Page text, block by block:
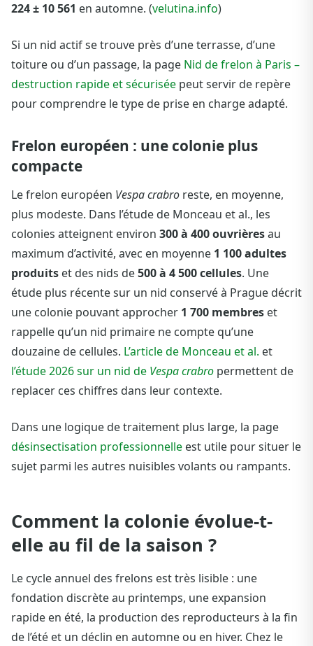
224 ± 10 561 en automne. (velutina.info)
Si un nid actif se trouve près d’une terrasse, d’une
toiture ou d’un passage, la page Nid de frelon à Paris –
destruction rapide et sécurisée peut servir de repère
pour comprendre le type de prise en charge adapté.
Frelon européen : une colonie plus
compacte
Le frelon européen Vespa crabro reste, en moyenne,
plus modeste. Dans l’étude de Monceau et al., les
colonies atteignent environ 300 à 400 ouvrièresau
maximum d’activité, avec en moyenne 1 100 adultes
produits et des nids de500 à 4 500 cellules. Une
étude plus récente sur un nid conservé à Prague décrit
une colonie pouvant approcher 1 700 membres et
rappelle qu’un nid primaire ne compte qu’une
douzaine de cellules. L’article de Monceau et al. et
l’étude 2026 sur un nid de Vespa crabro permettent de
replacer ces chiffres dans leur contexte.
Dans une logique de traitement plus large, la page
désinsectisation professionnelle est utile pour situer le
sujet parmi les autres nuisibles volants ou rampants.
Comment la colonie évolue-t-
elle au fil de la saison ?
Le cycle annuel des frelons est très lisible : une
fondation discrète au printemps, une expansion
rapide en été, la production des reproducteurs à la fin
de l’été et un déclin en automne ou en hiver. Chez le